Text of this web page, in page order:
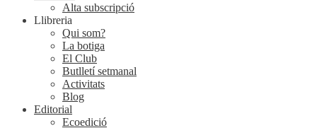
Alta subscripció
Llibreria
Qui som?
La botiga
El Club
Butlletí setmanal
Activitats
Blog
Editorial
Ecoedició